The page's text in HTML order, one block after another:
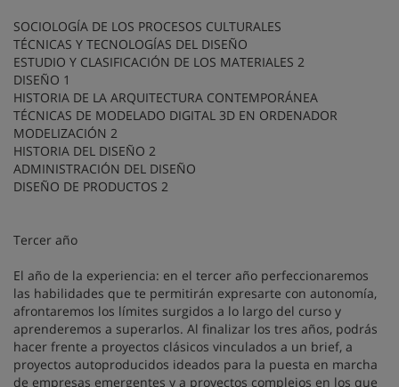
SOCIOLOGÍA DE LOS PROCESOS CULTURALES
TÉCNICAS Y TECNOLOGÍAS DEL DISEÑO
ESTUDIO Y CLASIFICACIÓN DE LOS MATERIALES 2
DISEÑO 1
HISTORIA DE LA ARQUITECTURA CONTEMPORÁNEA
TÉCNICAS DE MODELADO DIGITAL 3D EN ORDENADOR
MODELIZACIÓN 2
HISTORIA DEL DISEÑO 2
ADMINISTRACIÓN DEL DISEÑO
DISEÑO DE PRODUCTOS 2
Tercer año
El año de la experiencia: en el tercer año perfeccionaremos
las habilidades que te permitirán expresarte con autonomía,
afrontaremos los límites surgidos a lo largo del curso y
aprenderemos a superarlos. Al finalizar los tres años, podrás
hacer frente a proyectos clásicos vinculados a un brief, a
proyectos autoproducidos ideados para la puesta en marcha
de empresas emergentes y a proyectos complejos en los que